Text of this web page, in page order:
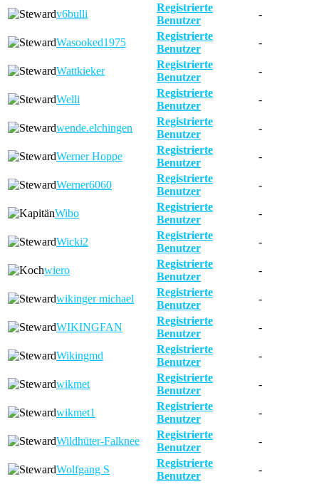
v6bulli
Registrierte
Benutzer
-
Wasooked1975
Registrierte
Benutzer
-
Wattkieker
Registrierte
Benutzer
-
Welli
Registrierte
Benutzer
-
wende.elchingen
Registrierte
Benutzer
-
Werner Hoppe
Registrierte
Benutzer
-
Werner6060
Registrierte
Benutzer
-
Wibo
Registrierte
Benutzer
-
Wicki2
Registrierte
Benutzer
-
wiero
Registrierte
Benutzer
-
wikinger michael
Registrierte
Benutzer
-
WIKINGFAN
Registrierte
Benutzer
-
Wikingmd
Registrierte
Benutzer
-
wikmet
Registrierte
Benutzer
-
wikmet1
Registrierte
Benutzer
-
Wildhüter-Falknee
Registrierte
Benutzer
-
Wolfgang S
Registrierte
Benutzer
-